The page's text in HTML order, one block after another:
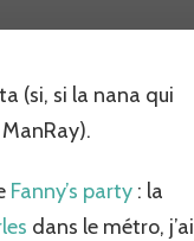
(si, si la nana qui
Fanny’s party : la
dans le métro, j’ai